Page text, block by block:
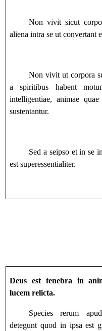
Non vivit sicut
aliena intra se ut convertant
Non vivit ut corpora
a spiritibus habent
intelligentiae, animae
sustentantur.
Sed a seipso et in se
est superessentialiter.
Deus est tenebra in
lucem relicta.
Species rerum
detegunt quod in ipsa est